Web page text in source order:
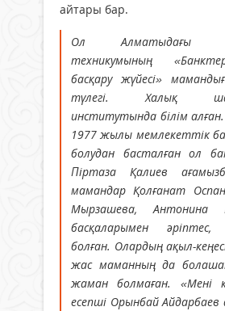
айтары бар.
Ол Алматыдағы
техникумының
басқару жүйесі»
түлегі. Халық
институтында білім
1977 жылы мемлекеттік
болудан басталған ол
Піртаза Қалиев
мамандар Қолғанат
Мырзашева,
басқаларымен әріптес,
болған. Олардың ақыл-
жас маманның да
жаман болмаған. «Мені
есепші Орынбай Айдарбаев